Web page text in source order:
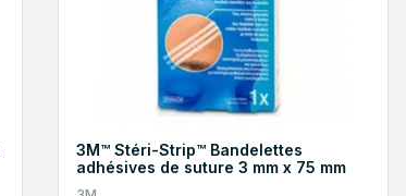
3M™ Stéri-Strip™ Bandelettes
adhésives de suture 3 mm x 75 mm